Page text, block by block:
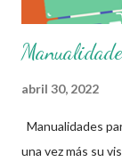
abril 30, 2022
Manualidades
una vez más su